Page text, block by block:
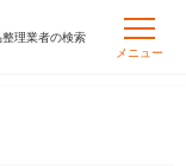
理業者の検索
メニュー